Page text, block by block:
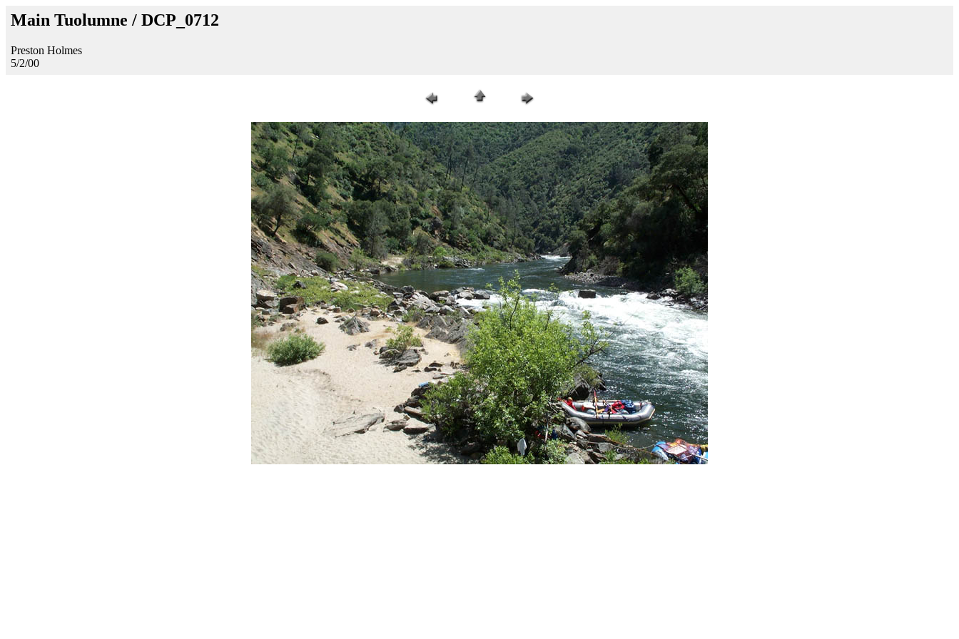
Main Tuolumne / DCP_0712
Preston Holmes
5/2/00